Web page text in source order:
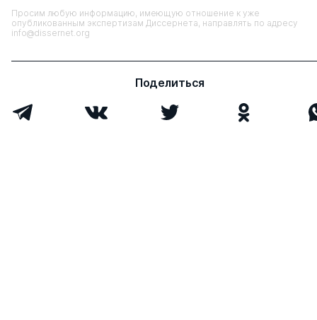
Просим любую информацию, имеющую отношение к уже
опубликованным экспертизам Диссернета, направлять по адресу
info@dissernet.org
Поделиться